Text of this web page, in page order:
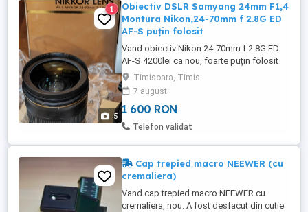
5
1
Obiectiv DSLR Samyang 24mm F1,4
Montura Nikon,24-70mm f 2.8G ED
AF-S puțin folosit
Vand obiectiv Nikon 24-70mm f 2.8G ED
AF-S 4200lei ca nou, foarte puțin folosit
Diafragmă f 2.8 constantă excelent pentru
fotografie de eveniment, portret, peisaj.
Stabilizare VR pentru cadre clare chiar și
la lumină redusă. Calitate optică de top,
claritate și culori superbe. Obiectivul ...
Timisoara, Timis
7 august
1 600 RON
Telefon validat
Cap trepied macro NEEWER (cu
cremaliera)
Vand cap trepied macro NEEWER cu
cremaliera, nou. A fost desfacut din cutie